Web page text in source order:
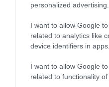
personalized advertising.
I want to allow Google
related to analytics like
device identifiers in apps.
I want to allow Google
related to functionality
Οδηγίες προς τους
αποψινή προσέλευση
στο ΟΑΚΑ
05/08/2026